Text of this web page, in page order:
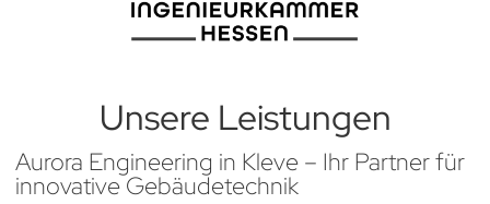
Unsere Leistungen
Aurora Engineering in Kleve – Ihr Partner für
innovative Gebäudetechnik